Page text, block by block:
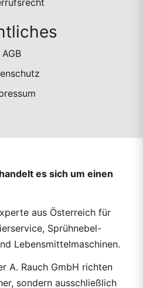
AGB
es sich um einen
aus Österreich für
Sprühnebel-
Lebensmittelmaschinen.
A. Rauch GmbH richten
sondern ausschließlich